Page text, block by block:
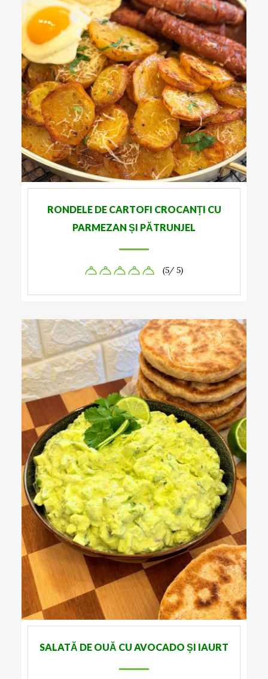
RONDELE DE CARTOFI CROCANȚI CU
PARMEZAN ȘI PĂTRUNJEL
(5/ 5)
SALATĂ DE OUĂ CU AVOCADO ȘI IAURT